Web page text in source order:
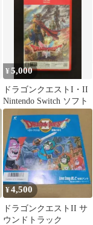
¥5,000
ドラゴンクエストI・II
Nintendo Switch ソフト
¥4,500
ドラゴンクエストII サ
ウンドトラック